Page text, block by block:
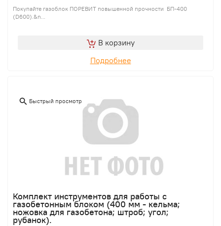
Покупайте газоблок ПОРЕВИТ повышенной прочности БП-400
(D600).&n...
В корзину
Подробнее
Быстрый просмотр
Комплект инструментов для работы с
газобетонным блоком (400 мм - кельма;
ножовка для газобетона; штроб; угол;
рубанок).